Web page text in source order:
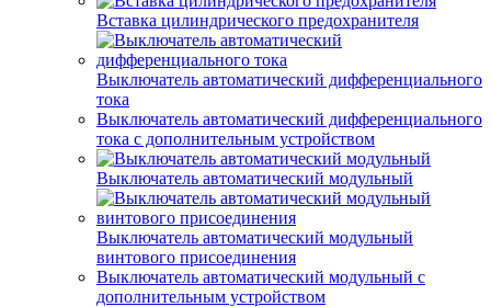
Вставка цилиндрического предохранителя
Выключатель автоматический дифференциального
тока
Выключатель автоматический дифференциального
тока с дополнительным устройством
Выключатель автоматический модульный
Выключатель автоматический модульный
винтового присоединения
Выключатель автоматический модульный с
дополнительным устройством